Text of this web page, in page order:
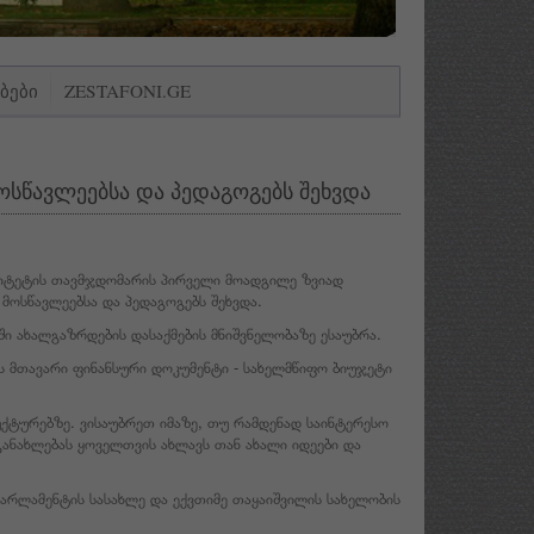
ZESTAFONI.GE
და პედაგოგებს შეხვდა
თავმჯდომარის პირველი მოადგილე ზვიად
და პედაგოგებს შეხვდა.
დასაქმების მნიშვნელობაზე ესაუბრა.
ფინანსური დოკუმენტი - სახელმწიფო ბიუჯეტი
ვისაუბრეთ იმაზე, თუ რამდენად საინტერესო
ყოველთვის ახლავს თან ახალი იდეები და
სასახლე და ექვთიმე თაყაიშვილის სახელობის